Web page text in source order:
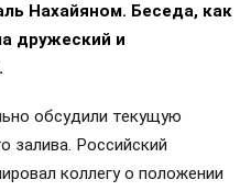
Нахайяном. Беседа, как
дружеский и
обсудили текущую
залива. Российский
коллегу о положении